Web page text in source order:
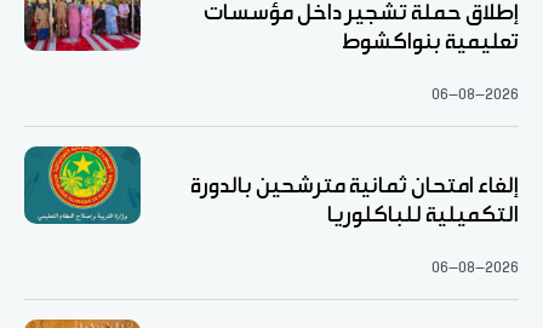
إطلاق حملة تشجير داخل مؤسسات
تعليمية بنواكشوط
06-08-2026
إلغاء امتحان ثمانية مترشحين بالدورة
التكميلية للباكلوريا
06-08-2026